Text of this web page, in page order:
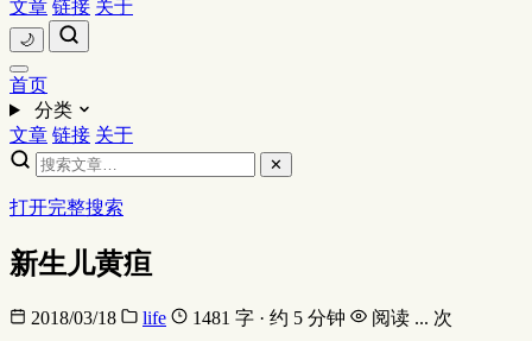
文章 链接 关于
🌙
首页
分类
文章 链接 关于
✕
打开完整搜索
新生儿黄疸
2018/03/18 life 1481 字 · 约 5 分钟 阅读 ... 次